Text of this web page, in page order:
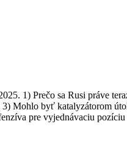
1) Prečo sa Rusi práve
Mohlo byť katalyzátorom
pre vyjednávaciu